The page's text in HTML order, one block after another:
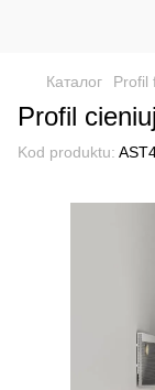
Каталог Profil
Profil
Kod produktu: